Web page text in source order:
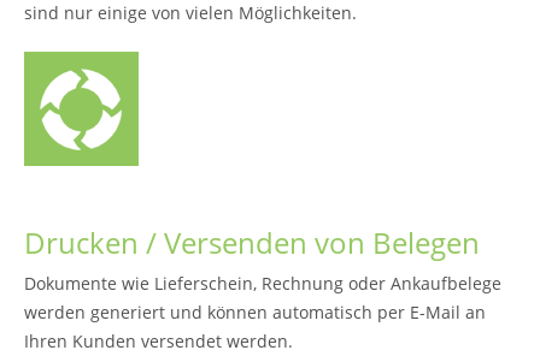
sind nur einige von vielen Möglichkeiten.
Drucken / Versenden von Belegen
Dokumente wie Lieferschein, Rechnung oder Ankaufbelege
werden generiert und können automatisch per E-Mail an
Ihren Kunden versendet werden.